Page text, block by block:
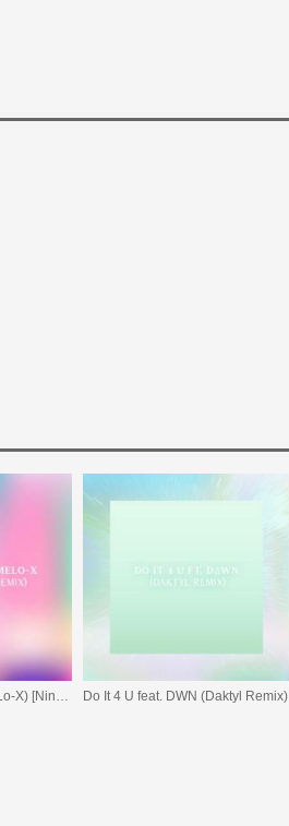
Angel Speak (feat. MeLo-X) [Nina Las Vegas Remix] Do It 4 U feat. DWN (Daktyl Remix)